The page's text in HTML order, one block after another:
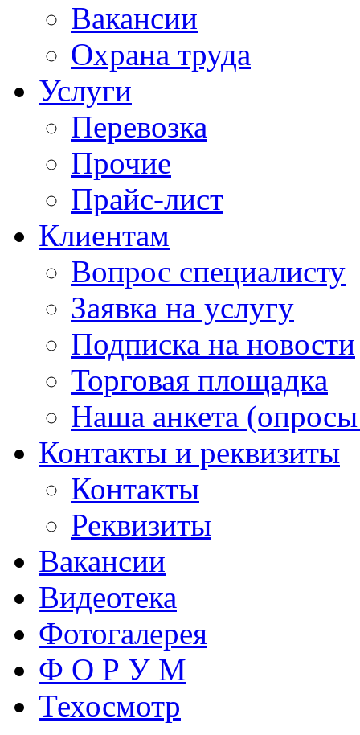
Вакансии
Охрана труда
Услуги
Перевозка
Прочие
Прайс-лист
Клиентам
Вопрос специалисту
Заявка на услугу
Подписка на новости
Торговая площадка
Наша анкета (опросы
Контакты и реквизиты
Контакты
Реквизиты
Вакансии
Видеотека
Фотогалерея
Ф О Р У М
Техосмотр